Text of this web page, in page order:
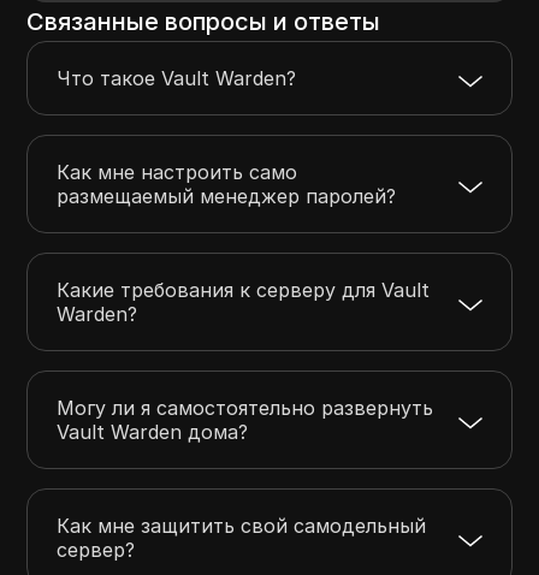
Связанные вопросы и ответы
Что такое Vault Warden?
Как мне настроить само
размещаемый менеджер паролей?
Какие требования к серверу для Vault
Warden?
Могу ли я самостоятельно развернуть
Vault Warden дома?
Как мне защитить свой самодельный
сервер?